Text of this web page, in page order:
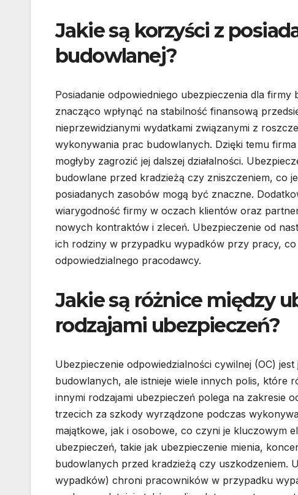
Jakie są korzyści z
budowlanej?
Posiadanie odpowiedniego ubezpieczenia dla
znacząco wpłynąć na stabilność finansową
nieprzewidzianymi wydatkami związanymi z
wykonywania prac budowlanych. Dzięki temu
mogłyby zagrozić jej dalszej działalności.
budowlane przed kradzieżą czy zniszczeniem, co
posiadanych zasobów mogą być znaczne.
wiarygodność firmy w oczach klientów oraz
nowych kontraktów i zleceń. Ubezpieczenie od
ich rodziny w przypadku wypadków przy pracy,
odpowiedzialnego pracodawcy.
Jakie są różnice między
rodzajami ubezpieczeń?
Ubezpieczenie odpowiedzialności cywilnej (OC)
budowlanych, ale istnieje wiele innych polis, które
innymi rodzajami ubezpieczeń polega na zakresie
trzecich za szkody wyrządzone podczas
majątkowe, jak i osobowe, co czyni je kluczowym
ubezpieczeń, takie jak ubezpieczenie mienia,
budowlanych przed kradzieżą czy uszkodzeniem.
wypadków) chroni pracowników w przypadku